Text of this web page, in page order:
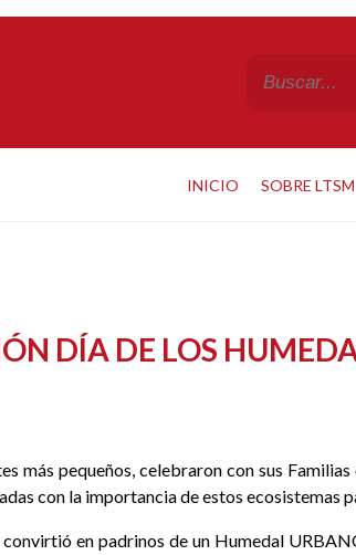
INICIO SOBRE LTSM
DÍA DE LOS
más pequeños, celebraron con sus
con la importancia de estos ecosistemas
en padrinos de un Humedal